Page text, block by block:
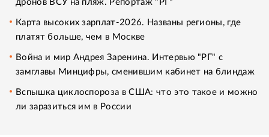
дронов ВСУ на пляж. Репортаж "РГ"
Карта высоких зарплат-2026. Названы регионы, где
платят больше, чем в Москве
Война и мир Андрея Заренина. Интервью "РГ" с
замглавы Минцифры, сменившим кабинет на блиндаж
Вспышка циклоспороза в США: что это такое и можно
ли заразиться им в России